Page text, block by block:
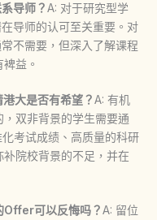
导师？A: 对于研究型学
导师的认可至关重要。对
不需要，但深入了解课程
益。
大是否有希望？A: 有机
双非背景的学生需要通
考试成绩、高质量的科研
院校背景的不足，并在
Offer可以反悔吗？A: 留位